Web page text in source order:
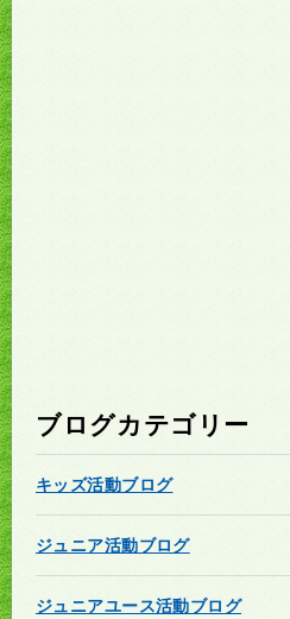
ブログカテゴリー
キッズ活動ブログ
ジュニア活動ブログ
ジュニアユース活動ブログ